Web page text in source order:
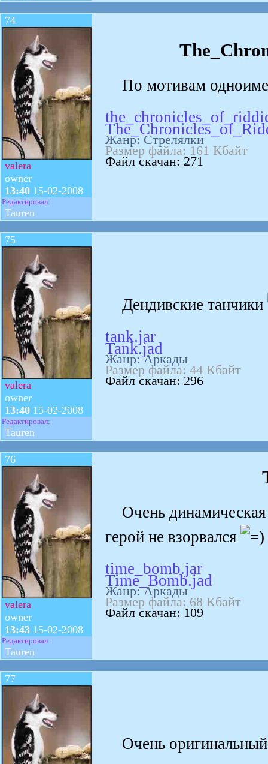
74
valera
owner
13:40 15-02-2008
Редактировал:
Tauren
По мотивам
Жанр: Стрелялки
Размер файла: 161 Кбайт
Файл скачан: 271
75
valera
owner
13:40 15-02-2008
Редактировал:
Tauren
Дендивские танчики
tank.jar
Tank.jad
Жанр: Аркады
Размер файла: 44 Кбайт
Файл скачан: 296
76
valera
owner
13:43 15-02-2008
Редактировал:
Tauren
Очень
герой не взорвался
time_bomb.jar
Time_Bomb.jad
Жанр: Аркады
Размер файла: 68 Кбайт
Файл скачан: 109
77
Очень оригинальный